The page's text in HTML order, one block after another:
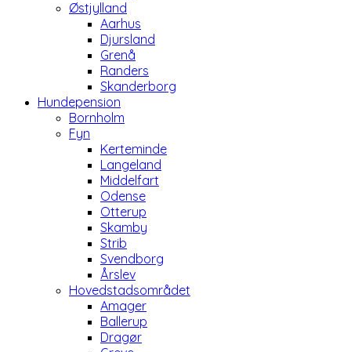
Østjylland
Aarhus
Djursland
Grenå
Randers
Skanderborg
Hundepension
Bornholm
Fyn
Kerteminde
Langeland
Middelfart
Odense
Otterup
Skamby
Strib
Svendborg
Årslev
Hovedstadsområdet
Amager
Ballerup
Dragør